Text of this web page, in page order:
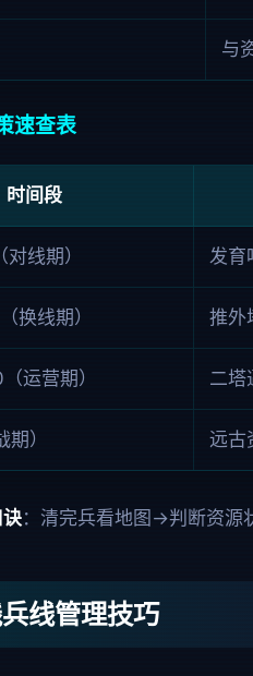
与
速查表
时间段
线期） 发育
换线期） 推外
运营期） 二塔
） 远古
：清完兵看地图→判断资
线管理技巧